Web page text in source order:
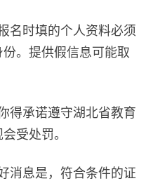
时填的个人资料必须
。提供假信息可能取
承诺遵守湖北省教育
受处罚。
息是，符合条件的证